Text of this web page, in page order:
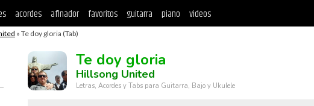
acordes afinador favoritos guitarra piano videos
» Te doy gloria (Tab)
Te doy gloria
Hillsong United
Letras, Acordes y Tabs para Guitarra, Bajo y Ukulele